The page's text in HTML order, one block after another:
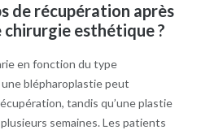
de récupération après
esthétique ?
en fonction du type
blépharoplastie peut
tandis qu’une plastie
semaines. Les patients